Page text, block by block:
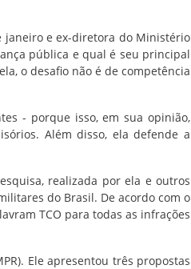
janeiro e ex-diretora do Ministério
pública e qual é seu principal
o desafio não é de competência
- porque isso, em sua opinião,
Além disso, ela defende a
realizada por ela e outros
do Brasil. De acordo com o
TCO para todas as infrações
Ele apresentou três propostas